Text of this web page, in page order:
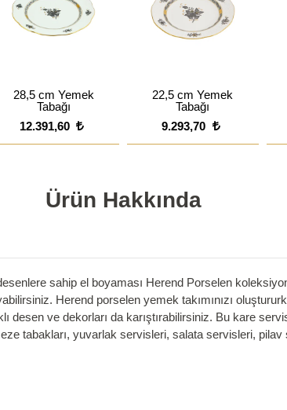
28,5 cm Yemek
Tabağı
12.391,60
22,5 cm Yemek
Tabağı
9.293,70
Ürün Hakkında
sahip el boyaması Herend Porselen
Herend porselen yemek takımınızı
desen ve dekorları da karıştırabilirsiniz. Bu kare
tabakları, yuvarlak servisleri, salata servisleri,